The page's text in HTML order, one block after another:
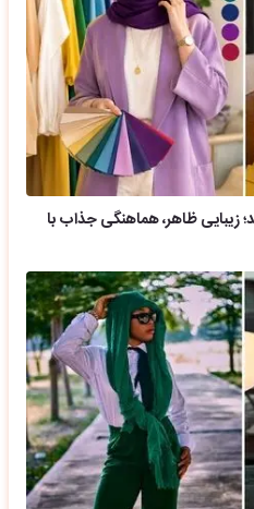
ظاهر، هماهنگی جذاب با